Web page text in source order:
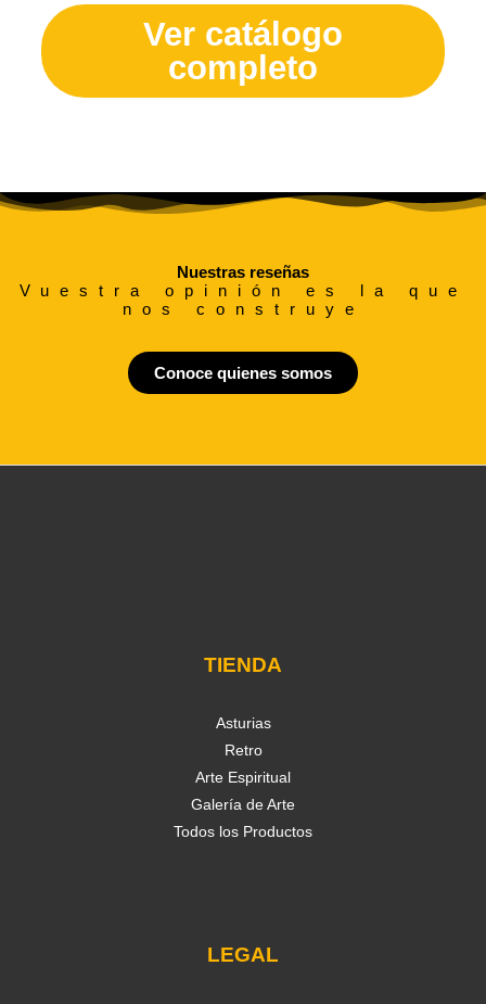
Ver catálogo
completo
Nuestras reseñas
Vuestra opinión es la que
nos construye
Conoce quienes somos
TIENDA
Asturias
Retro
Arte Espiritual
Galería de Arte
Todos los Productos
LEGAL